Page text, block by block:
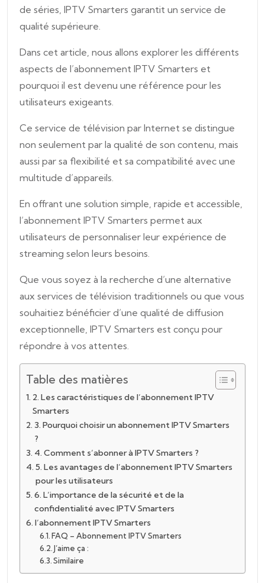
de séries, IPTV Smarters garantit un service de
qualité supérieure.
Dans cet article, nous allons explorer les différents
aspects de l’abonnement IPTV Smarters et
pourquoi il est devenu une référence pour les
utilisateurs exigeants.
Ce service de télévision par Internet se distingue
non seulement par la qualité de son contenu, mais
aussi par sa flexibilité et sa compatibilité avec une
multitude d’appareils.
En offrant une solution simple, rapide et accessible,
l’abonnement IPTV Smarters permet aux
utilisateurs de personnaliser leur expérience de
streaming selon leurs besoins.
Que vous soyez à la recherche d’une alternative
aux services de télévision traditionnels ou que vous
souhaitiez bénéficier d’une qualité de diffusion
exceptionnelle, IPTV Smarters est conçu pour
répondre à vos attentes.
Table des matières
2. Les caractéristiques de l’abonnement IPTV
Smarters
3. Pourquoi choisir un abonnement IPTV Smarters
?
4. Comment s’abonner à IPTV Smarters ?
5. Les avantages de l’abonnement IPTV Smarters
pour les utilisateurs
6. L’importance de la sécurité et de la
confidentialité avec IPTV Smarters
l’abonnement IPTV Smarters
FAQ – Abonnement IPTV Smarters
J’aime ça :
Similaire